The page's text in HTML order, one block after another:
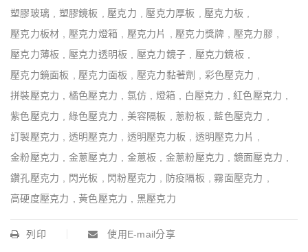
塑膠玻璃 , 塑膠鏡板 , 壓克力 , 壓克力厚板 , 壓克力板 ,
壓克力板材 , 壓克力燈箱 , 壓克力片 , 壓克力獎牌 , 壓克力膠 ,
壓克力薄板 , 壓克力透明板 , 壓克力鏡子 , 壓克力鏡板 ,
壓克力鏡面板 , 壓克力面板 , 壓克力黏著劑 , 彩色壓克力 ,
拼裝壓克力 , 橘色壓克力 , 氯仿 , 燈箱 , 白壓克力 , 紅色壓克力 ,
紫色壓克力 , 綠色壓克力 , 美容隔板 , 蔥粉板 ,藍色壓克力 ,
訂製壓克力 , 透明壓克力 , 透明壓克力板 , 透明壓克力片 ,
金粉壓克力 , 金蔥壓克力 , 金蔥板 , 金蔥粉壓克力 , 鏡面壓克力 ,
鑽孔壓克力 , 閃光板 , 閃粉壓克力 , 防疫隔板 , 霧面壓克力 ,
高硬度壓克力 , 黃色壓克力 , 黑壓克力
列印 使用E-mail分享